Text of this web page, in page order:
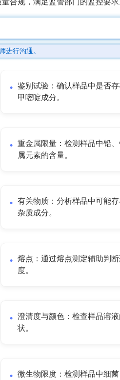
进行沟通。
鉴别试验：确认样品中是否
甲嘧啶成分。
重金属限量：检测样品中铅
属元素的含量。
有关物质：分析样品中可能
杂质成分。
熔点：通过熔点测定辅助判
度。
澄清度与颜色：检查样品溶
状。
微生物限度：检测样品中细菌